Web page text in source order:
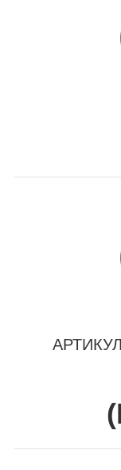
(